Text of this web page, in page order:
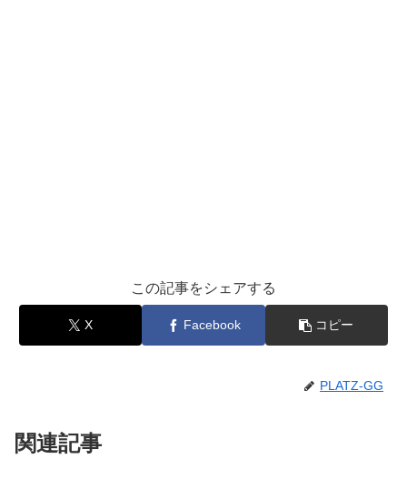
この記事をシェアする
X Facebook コピー
PLATZ-GG
関連記事